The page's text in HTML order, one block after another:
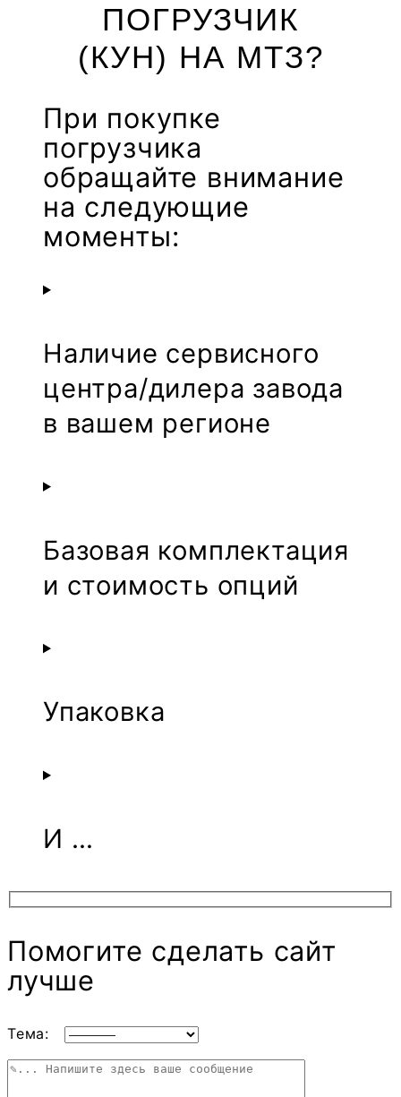
ПОГРУЗЧИК
(КУН) НА МТЗ?
При покупке
погрузчика
обращайте внимание
на следующие
моменты:
Наличие сервисного
центра/дилера завода
в вашем регионе
Базовая комплектация
и стоимость опций
Упаковка
И …
Помогите сделать сайт
лучше
Тема: